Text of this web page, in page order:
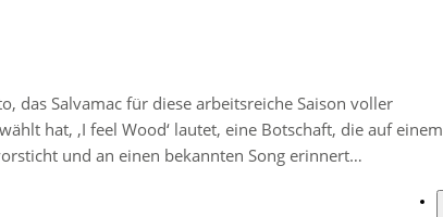
das Salvamac für diese arbeitsreiche Saison voller
hat, ‚I feel Wood‘ lautet, eine Botschaft, die auf einem
und an einen bekannten Song erinnert…